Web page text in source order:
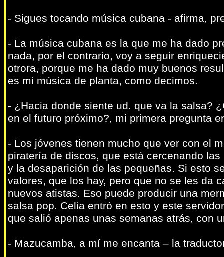
- Sigues tocando música cubana - afirma,
- La música cubana es la que me ha dado
nada, por el contrario, voy a seguir
otrora, porque me ha dado muy buenos
es mi música de planta, como decimos.
- ¿Hacia donde siente ud. que va la salsa?
en el futuro próximo?, mi primera pregunta
- Los jóvenes tienen mucho que ver con el
piratería de discos, que está cercenando
y la desaparición de las pequeñas. Si esto
valores, que los hay, pero que no se les da
nuevos atistas. Eso puede producir una
salsa pop. Celia entró en esto y este
que salió apenas unas semanas atrás, con
- Mazucamba, a mí me encanta – la